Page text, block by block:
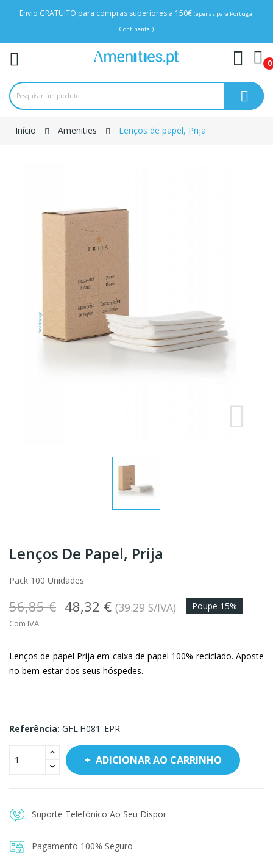
Envio GRATUITO para compras superiores a 150€ (apenas para Portugal
Continental)
0
Início Amenities Lenços de papel, Prija
Lenços De Papel, Prija
Pack 100 Unidades
56,85 € 48,32 € (39.29 S/IVA) Poupe 15%
Com IVA
Lenços de papel Prija em caixa de papel 100% reciclado. Aposte
no bem-estar dos seus hóspedes.
Referência: GFL.H081_EPR
ADICIONAR AO CARRINHO
Suporte Telefónico Ao Seu Dispor
Pagamento 100% Seguro